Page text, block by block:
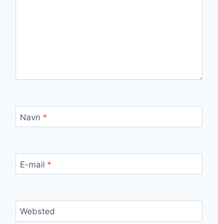
Navn *
E-mail *
Websted